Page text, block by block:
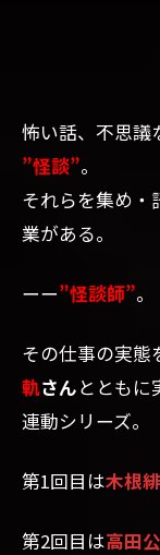
怖い話、不思議
”怪談”。
それらを集め・
業がある。
ーー”怪談師”。
その仕事の実態
軌さんととも
連動シリーズ。
第1回目は木根
第2回目は高田